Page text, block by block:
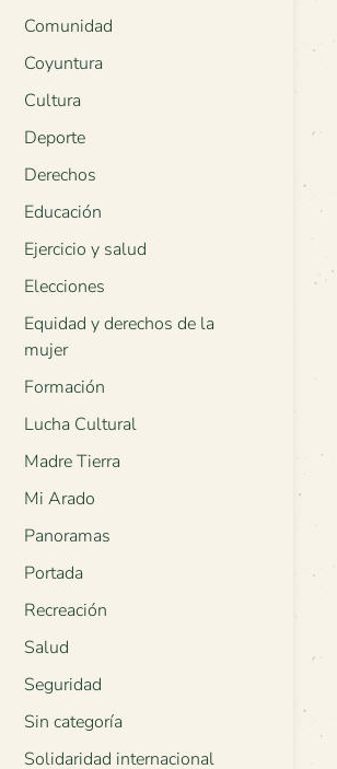
Comunidad
Coyuntura
Cultura
Deporte
Derechos
Educación
Ejercicio y salud
Elecciones
Equidad y derechos de la
mujer
Formación
Lucha Cultural
Madre Tierra
Mi Arado
Panoramas
Portada
Recreación
Salud
Seguridad
Sin categoría
Solidaridad internacional